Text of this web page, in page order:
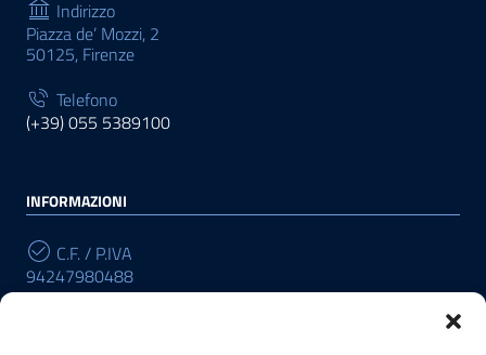
Indirizzo
Piazza de’ Mozzi, 2
50125, Firenze
Telefono
(+39) 055 5389100
INFORMAZIONI
C.F. / P.IVA
94247980488